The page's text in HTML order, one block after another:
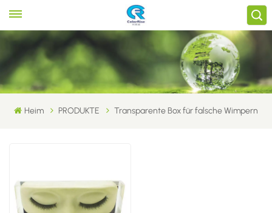
Heim PRODUKTE Transparente Box für falsche Wimpern